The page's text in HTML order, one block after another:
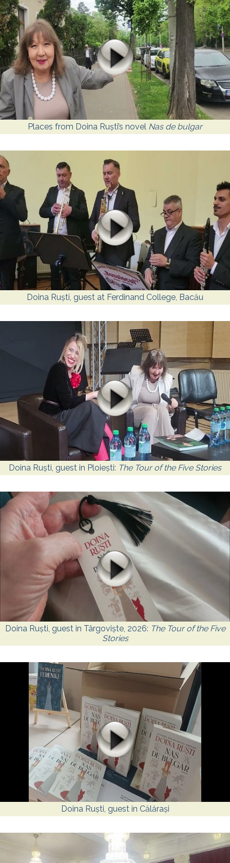
Places from Doina Ruști’s novel Nas de bulgar
Doina Ruști, guest at Ferdinand College, Bacău
Doina Ruști, guest in Ploiești: The Tour of the Five Stories
Doina Ruști, guest in Târgoviște, 2026: The Tour of the Five
Stories
Doina Ruști, guest in Călărași